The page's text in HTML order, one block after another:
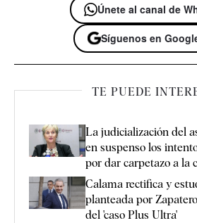
Únete al canal de
Síguenos en
TE PUEDE
La judicialización del
en suspenso los
por dar carpetazo a la
Calama rectifica y
planteada por
del 'caso Plus Ultra'